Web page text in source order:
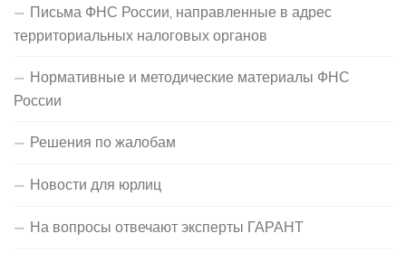
Письма ФНС России, направленные в адрес
территориальных налоговых органов
Нормативные и методические материалы ФНС
России
Решения по жалобам
Новости для юрлиц
На вопросы отвечают эксперты ГАРАНТ